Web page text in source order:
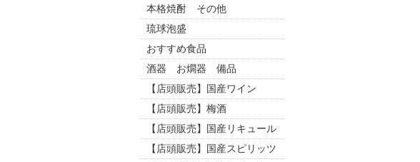
本格焼酎 その他
琉球泡盛
おすすめ食品
酒器 お燗器 備品
【店頭販売】国産ワイン
【店頭販売】梅酒
【店頭販売】国産リキュール
【店頭販売】国産スピリッツ